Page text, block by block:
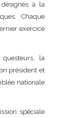
à la
Chaque
exercice
la
président et
nationale
spéciale